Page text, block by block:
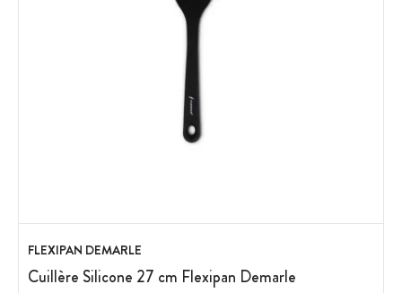
FLEXIPAN DEMARLE
Cuillère Silicone 27 cm Flexipan Demarle